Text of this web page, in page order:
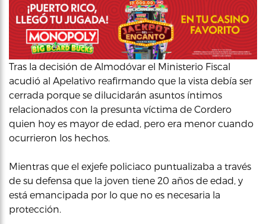
Tras la decisión de Almodóvar el Ministerio Fiscal
acudió al Apelativo reafirmando que la vista debía ser
cerrada porque se dilucidarán asuntos íntimos
relacionados con la presunta víctima de Cordero
quien hoy es mayor de edad, pero era menor cuando
ocurrieron los hechos.
Mientras que el exjefe policiaco puntualizaba a través
de su defensa que la joven tiene 20 años de edad, y
está emancipada por lo que no es necesaria la
protección.